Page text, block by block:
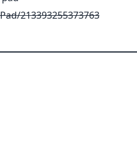
213393255373763